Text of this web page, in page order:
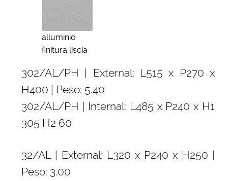
alluminio
finitura liscia
302/AL/PH | External: L515 x P270 x
H400 | Peso: 5.40
302/AL/PH | Internal: L485 x P240 x H1
305 H2 60
32/AL | External: L320 x P240 x H250 |
Peso: 3.00